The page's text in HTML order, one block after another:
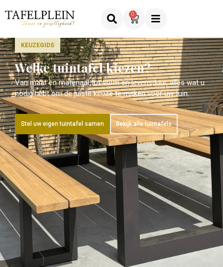
0
KEUZEGIDS
Welke tuintafel kiezen?
Van maat en materiaal tot vorm en levensduur, alles wat u
nodig hebt om de juiste keuze te maken voor uw tuin.
Stel uw eigen tuintafel samen Bekijk alle tuintafels